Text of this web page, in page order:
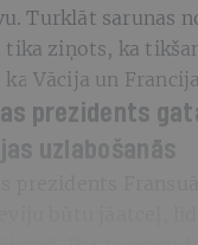
Turklāt sarunas
tika ziņots, ka
ka Vācija un
prezidents
uzlabošanās